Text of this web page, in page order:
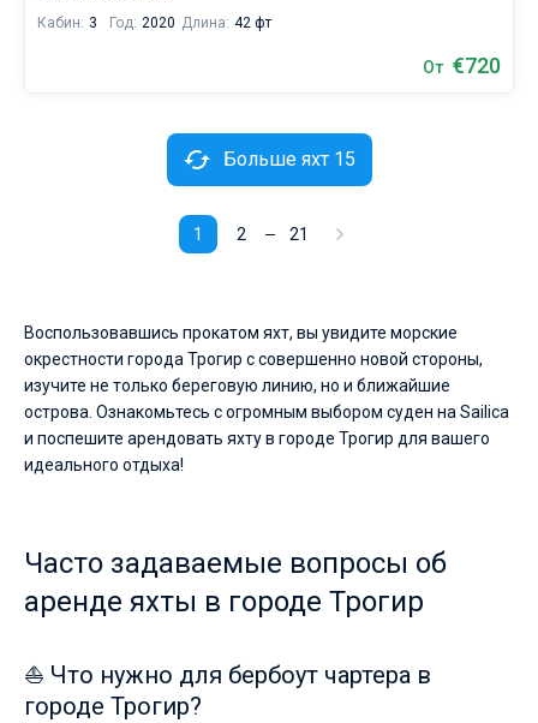
Кабин: 3 Год: 2020 Длина: 42 фт
От €720
1 2 21
Больше яхт 15
Воспользовавшись прокатом яхт, вы увидите морские
окрестности города Трогир с совершенно новой стороны,
изучите не только береговую линию, но и ближайшие
острова. Ознакомьтесь с огромным выбором суден на Sailica
и поспешите арендовать яхту в городе Трогир для вашего
идеального отдыха!
Часто задаваемые вопросы об
аренде яхты в городе Трогир
⛵ Что нужно для бербоут чартера в
городе Трогир?